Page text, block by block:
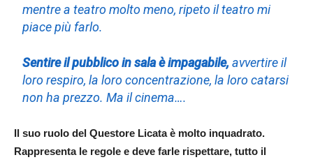
mentre a teatro molto meno, ripeto il teatro mi
piace più farlo.
Sentire il pubblico in sala è impagabile,avvertire il
loro respiro, la loro concentrazione, la loro catarsi
non ha prezzo. Ma il cinema….
Il suo ruolo del Questore Licata è molto inquadrato.
Rappresenta le regole e deve farle rispettare, tutto il